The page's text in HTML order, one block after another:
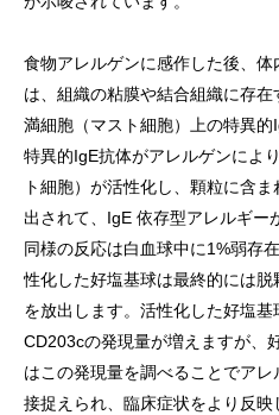
食物アレルゲンに感作した後、
は、組織の粘膜や結合組織に存
満細胞（マスト細胞）上の特異
特異的IgE抗体がアレルゲンによ
ト細胞）が活性化し、顆粒に含
出されて、IgE 依存型アレルギー
同様の反応は白血球中に1%弱存
性化した好塩基球は最終的には
を放出します。活性化した好塩
CD203cの発現量が増えますが、
はこの発現量を調べることでア
接捉えられ、臨床症状をより反映